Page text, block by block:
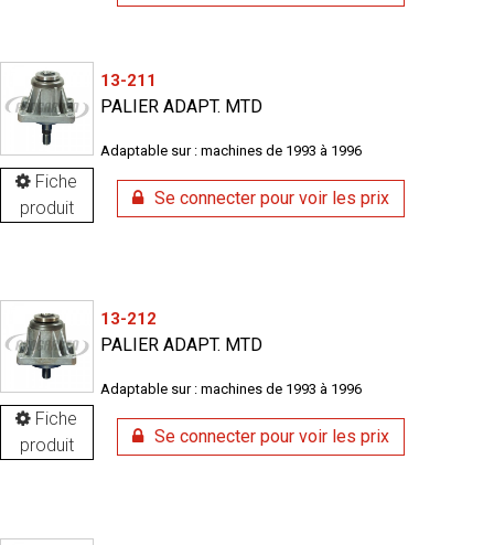
Fiche
produit
13-211
PALIER ADAPT. MTD
Adaptable sur : machines de 1993 à 1996
Se connecter pour voir les prix
Fiche
produit
13-212
PALIER ADAPT. MTD
Adaptable sur : machines de 1993 à 1996
Se connecter pour voir les prix